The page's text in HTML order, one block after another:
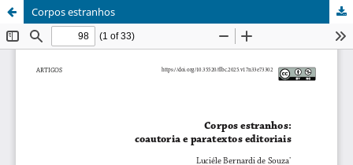
Corpos estranhos